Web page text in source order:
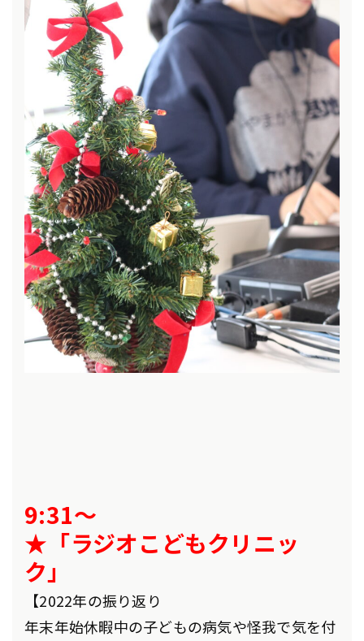
9:31～
★「ラジオこどもクリニッ
ク」
【2022年の振り返り
年末年始休暇中の子どもの病気や怪我で気を付